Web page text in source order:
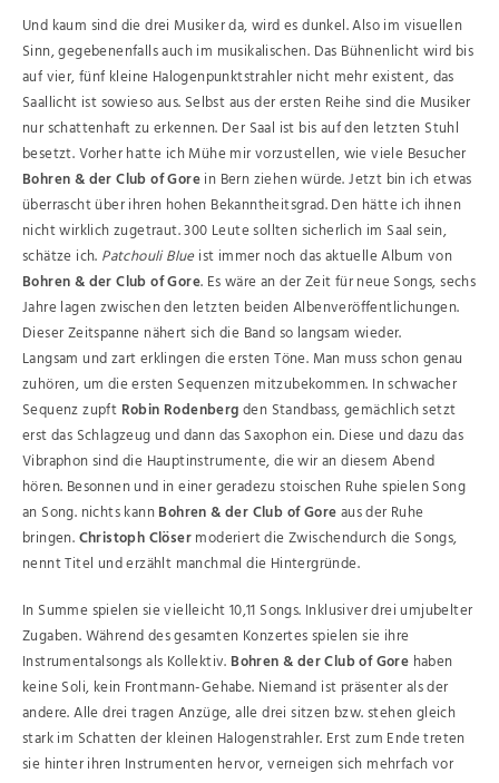
Und kaum sind die drei Musiker da, wird es dunkel. Also im visuellen
Sinn, gegebenenfalls auch im musikalischen. Das Bühnenlicht wird bis
auf vier, fünf kleine Halogenpunktstrahler nicht mehr existent, das
Saallicht ist sowieso aus. Selbst aus der ersten Reihe sind die Musiker
nur schattenhaft zu erkennen. Der Saal ist bis auf den letzten Stuhl
besetzt. Vorher hatte ich Mühe mir vorzustellen, wie viele Besucher
Bohren & der Club of Gorein Bern ziehen würde. Jetzt bin ich etwas
überrascht über ihren hohen Bekanntheitsgrad. Den hätte ich ihnen
nicht wirklich zugetraut. 300 Leute sollten sicherlich im Saal sein,
schätze ich. Patchouli Blueist immer noch das aktuelle Album von
Bohren & der Club of Gore. Es wäre an der Zeit für neue Songs, sechs
Jahre lagen zwischen den letzten beiden Albenveröffentlichungen.
Dieser Zeitspanne nähert sich die Band so langsam wieder.
Langsam und zart erklingen die ersten Töne. Man muss schon genau
zuhören, um die ersten Sequenzen mitzubekommen. In schwacher
Sequenz zupft Robin Rodenbergden Standbass, gemächlich setzt
erst das Schlagzeug und dann das Saxophon ein. Diese und dazu das
Vibraphon sind die Hauptinstrumente, die wir an diesem Abend
hören. Besonnen und in einer geradezu stoischen Ruhe spielen Song
an Song. nichts kannBohren & der Club of Goreaus der Ruhe
bringen.Christoph Clösermoderiert die Zwischendurch die Songs,
nennt Titel und erzählt manchmal die Hintergründe.
In Summe spielen sie vielleicht 10,11 Songs. Inklusiver drei umjubelter
Zugaben. Während des gesamten Konzertes spielen sie ihre
Instrumentalsongs als Kollektiv. Bohren & der Club of Gore haben
keine Soli, kein Frontmann-Gehabe. Niemand ist präsenter als der
andere. Alle drei tragen Anzüge, alle drei sitzen bzw. stehen gleich
stark im Schatten der kleinen Halogenstrahler. Erst zum Ende treten
sie hinter ihren Instrumenten hervor, verneigen sich mehrfach vor